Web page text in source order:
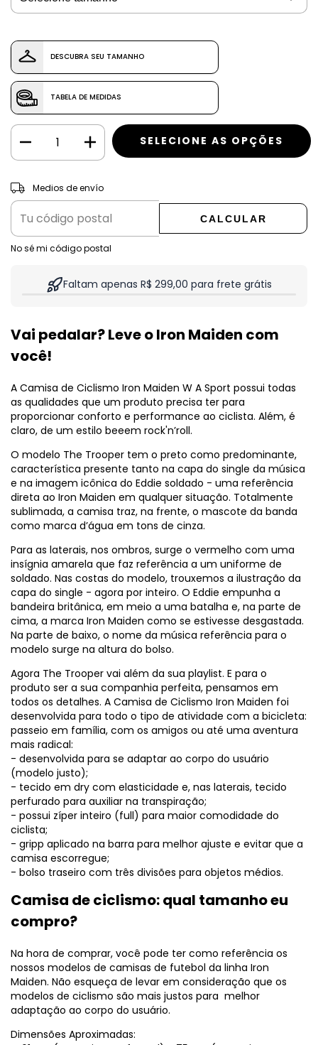
DESCUBRA SEU TAMANHO
TABELA DE MEDIDAS
Entregas para el CP:
Medios de envío
CALCULAR
No sé mi código postal
Faltam apenas R$ 299,00 para frete grátis
Vai pedalar? Leve o Iron Maiden com
você!
A Camisa de Ciclismo Iron Maiden W A Sport possui todas
as qualidades que um produto precisa ter para
proporcionar conforto e performance ao ciclista. Além, é
claro, de um estilo beeem rock'n’roll.
O modelo The Trooper tem o preto como predominante,
característica presente tanto na capa do single da música
e na imagem icônica do Eddie soldado - uma referência
direta ao Iron Maiden em qualquer situação. Totalmente
sublimada, a camisa traz, na frente, o mascote da banda
como marca d’água em tons de cinza.
Para as laterais, nos ombros, surge o vermelho com uma
insígnia amarela que faz referência a um uniforme de
soldado. Nas costas do modelo, trouxemos a ilustração da
capa do single - agora por inteiro. O Eddie empunha a
bandeira britânica, em meio a uma batalha e, na parte de
cima, a marca Iron Maiden como se estivesse desgastada.
Na parte de baixo, o nome da música referência para o
modelo surge na altura do bolso.
Agora The Trooper vai além da sua playlist. E para o
produto ser a sua companhia perfeita, pensamos em
todos os detalhes. A Camisa de Ciclismo Iron Maiden foi
desenvolvida para todo o tipo de atividade com a bicicleta:
passeio em família, com os amigos ou até uma aventura
mais radical:
- desenvolvida para se adaptar ao corpo do usuário
(modelo justo);
- tecido em dry com elasticidade e, nas laterais, tecido
perfurado para auxiliar na transpiração;
- possui zíper inteiro (full) para maior comodidade do
ciclista;
- gripp aplicado na barra para melhor ajuste e evitar que a
camisa escorregue;
- bolso traseiro com três divisões para objetos médios.
Camisa de ciclismo: qual tamanho eu
compro?
Na hora de comprar, você pode ter como referência os
nossos modelos de camisas de futebol da linha Iron
Maiden. Não esqueça de levar em consideração que os
modelos de ciclismo são mais justos para melhor
adaptação ao corpo do usuário.
Dimensões Aproximadas: